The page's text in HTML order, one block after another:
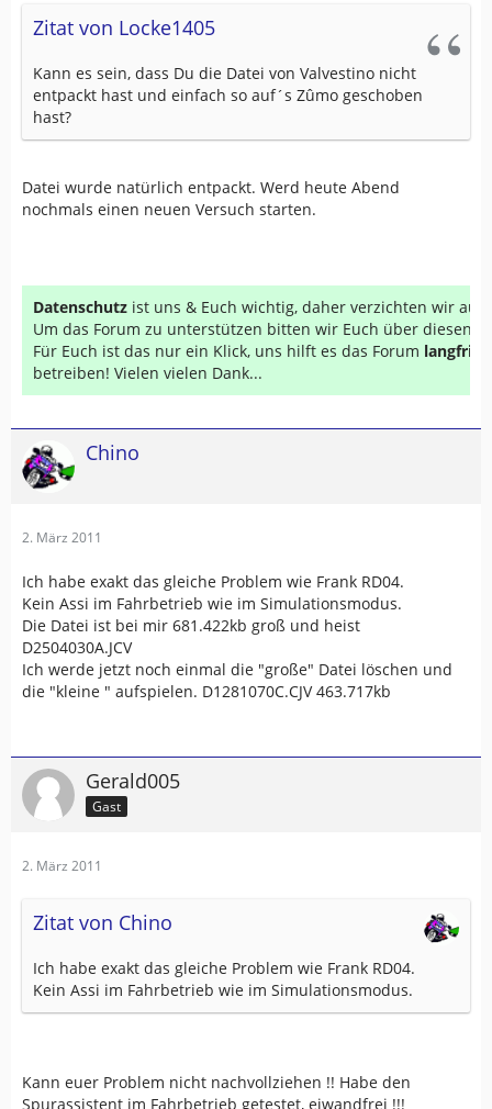
Zitat von Locke1405
Kann es sein, dass Du die Datei von Valvestino nicht
entpackt hast und einfach so auf´s Zûmo geschoben
hast?
Datei wurde natürlich entpackt. Werd heute Abend
nochmals einen neuen Versuch starten.
Datenschutz ist uns & Euch wichtig, daher verzichten wir auf
Um das Forum zu unterstützen bitten wir Euch über diesen
Für Euch ist das nur ein Klick, uns hilft es das Forum
betreiben! Vielen vielen Dank...
Chino
2. März 2011
Ich habe exakt das gleiche Problem wie Frank RD04.
Kein Assi im Fahrbetrieb wie im Simulationsmodus.
Die Datei ist bei mir 681.422kb groß und heist
D2504030A.JCV
Ich werde jetzt noch einmal die "große" Datei löschen und
die "kleine " aufspielen. D1281070C.CJV 463.717kb
Gerald005
Gast
2. März 2011
Zitat von Chino
Ich habe exakt das gleiche Problem wie Frank RD04.
Kein Assi im Fahrbetrieb wie im Simulationsmodus.
Kann euer Problem nicht nachvollziehen !! Habe den
Spurassistent im Fahrbetrieb getestet, eiwandfrei !!!